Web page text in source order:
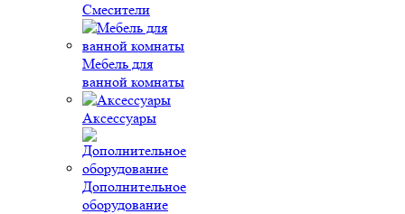
Смесители
Мебель для
ванной комнаты
Аксессуары
Дополнительное
оборудование